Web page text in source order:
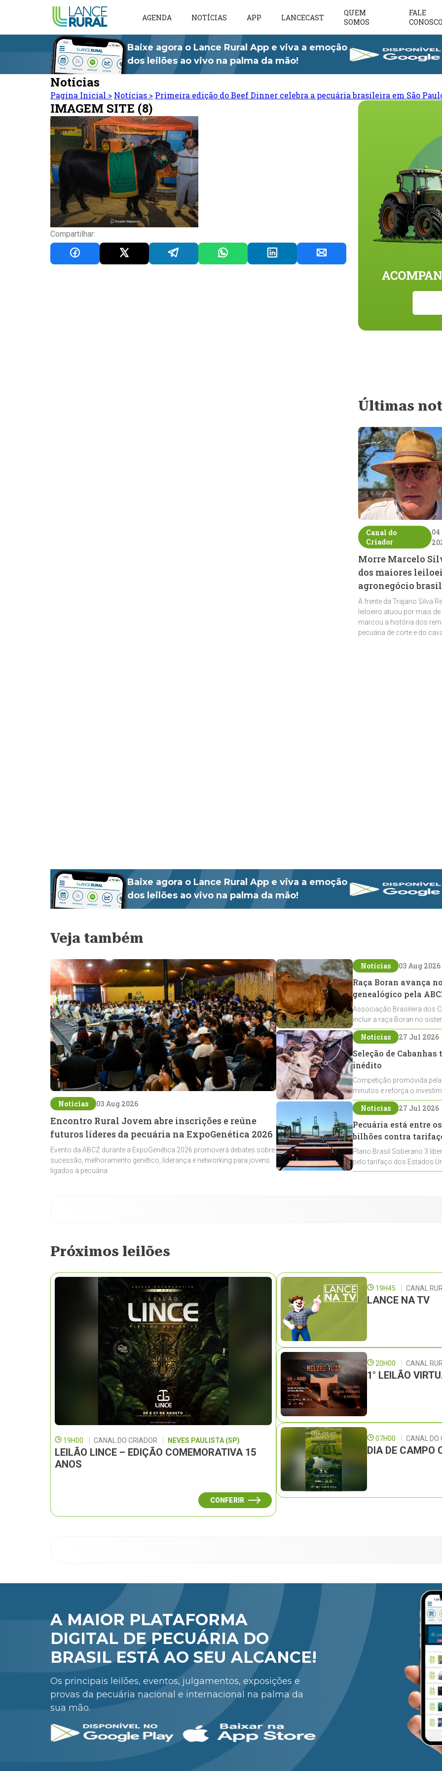
AGENDA NOTÍCIAS APP LANCECAST
QUEM
SOMOS
FALE
CONOSCO
Baixe agora o Lance Rural App e viva a emoção
dos leilões ao vivo na palma da mão!
Notícias
Pagina Inicial > Notícias > Primeira edição do Beef Dinner celebra a pecuária brasileira em São
IMAGEM SITE (8)
Compartilhar:
Últimas
Canal do
Criador
04
Morre Marcelo
dos maiores
agronegócio
À frente da Trajano Silva
leiloeiro atuou por mais
marcou a história dos
pecuária de corte e do
Baixe agora o Lance Rural App e viva a emoção
dos leilões ao vivo na palma da mão!
Veja também
Notícias 03 Aug 2026
Encontro Rural Jovem abre inscrições e reúne
futuros líderes da pecuária na ExpoGenética 2026
Evento da ABCZ durante a ExpoGenética 2026 promoverá debates sobre
sucessão, melhoramento genético, liderança e networking para jovens
ligados à pecuária
Notícias 03 Aug 2026
Raça Boran avança
genealógico pela
Associação Brasileira dos
incluir a raça Boran no
expansão na pecuária
Notícias 27 Jul 2026
Seleção de
inédito
Competição promovida
minutos e reforça o
Crioulos voltados ao laço
Notícias 27 Jul 2026
Pecuária está entre
bilhões contra
Plano Brasil Soberano 3
pelo tarifaço dos Estados
contemplados
Próximos leilões
19H00 CANAL DO CRIADOR NEVES PAULISTA (SP)
LEILÃO LINCE – EDIÇÃO COMEMORATIVA 15
ANOS
CONFERIR
19H45 CANAL
LANCE NA TV
20H00 CANAL
1° LEILÃO
07H00 CANAL DO
DIA DE CAMPO
A MAIOR PLATAFORMA
DIGITAL DE PECUÁRIA DO
BRASIL ESTÁ AO SEU ALCANCE!
Os principais leilões, eventos, julgamentos, exposições e
provas da pecuária nacional e internacional na palma da
sua mão.